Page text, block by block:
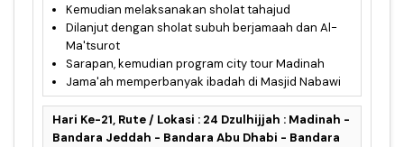
Kemudian melaksanakan sholat tahajud
Dilanjut dengan sholat subuh berjamaah dan Al-
Ma'tsurot
Sarapan, kemudian program city tour Madinah
Jama'ah memperbanyak ibadah di Masjid Nabawi
Hari Ke-21, Rute / Lokasi : 24 Dzulhijjah : Madinah -
Bandara Jeddah - Bandara Abu Dhabi - Bandara